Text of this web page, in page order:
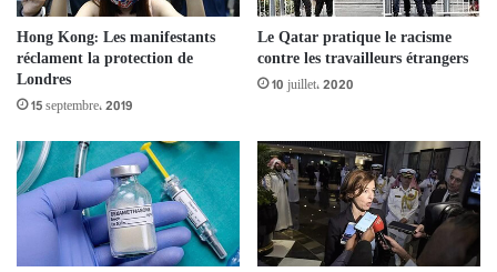
Hong Kong: Les manifestants
réclament la protection de
Londres
15 septembre، 2019
Le Qatar pratique le racisme
contre les travailleurs étrangers
10 juillet، 2020